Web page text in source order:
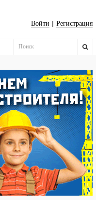
Войти | Регистрация